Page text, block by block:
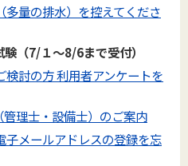
量の排水）を控えてくださ
（7/１～8/6まで受付）
検討の方 利用者アンケートを
理士・設備士）のご案内
子メールアドレスの登録を忘